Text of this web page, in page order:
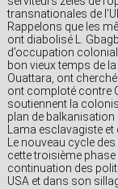
transnationales de
Rappelons que les
ont diabolisé L.
d’occupation
bon vieux temps de
Ouattara, ont
ont comploté contre
soutiennent la
plan de balkanisation
Lama esclavagiste
Le nouveau cycle
cette troisième
continuation des
USA et dans son